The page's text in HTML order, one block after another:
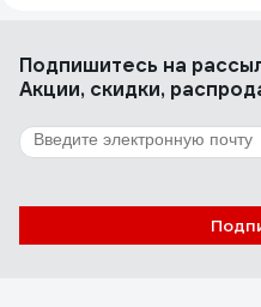
Подпишитесь на
Акции, скидки,